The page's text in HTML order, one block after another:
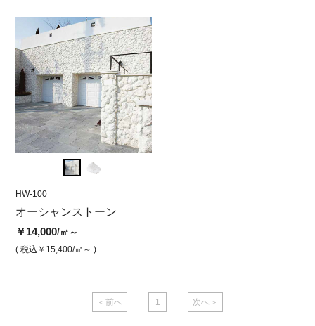
HW-100
オーシャンストーン
￥14,000/㎡～
( 税込￥15,400/㎡～ )
＜前へ 1 次へ＞